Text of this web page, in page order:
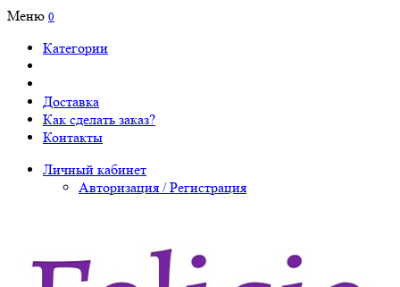
Меню 0
Категории
Доставка
Как сделать заказ?
Контакты
Личный кабинет
Авторизация / Регистрация